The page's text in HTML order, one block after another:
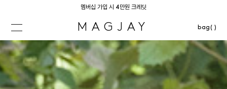
멤버십 가입 시 4만원 크레딧
MAGJAY bag( )